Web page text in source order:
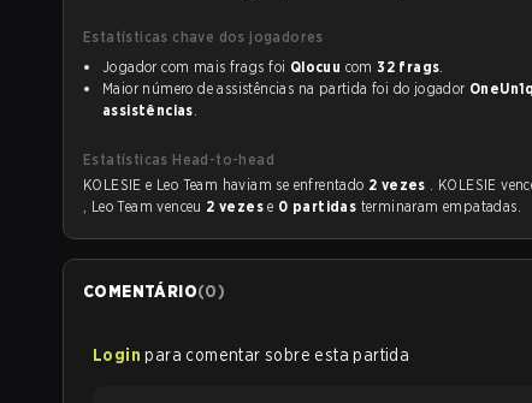
Estatísticas chave dos jogadores
Jogador com mais frags foi Qlocuu com32 frags.
Maior número de assistências na partida foi do jogador
assistências.
Estatísticas Head-to-head
KOLESIE e Leo Team haviam se enfrentado 2 vezes . KOLESIE
, Leo Team venceu 2 vezese 0 partidas terminaram empatadas.
COMENTÁRIO(0)
Login para comentar sobre esta partida